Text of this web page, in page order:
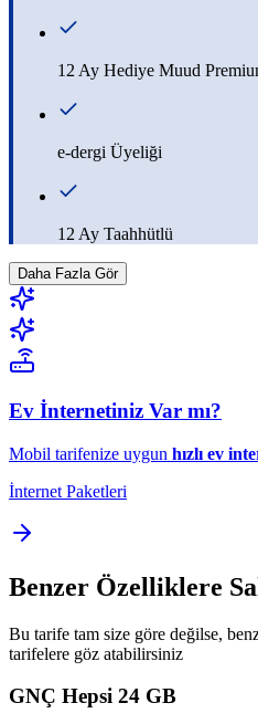
12 Ay Hediye Muud
e-dergi Üyeliği
12 Ay Taahhütlü
Daha Fazla Gör
Ev İnternetiniz Var mı?
Mobil tarifenize uygun hızlı ev
İnternet Paketleri
Benzer Özelliklere
Bu tarife tam size göre değilse,
tarifelere göz atabilirsiniz
GNÇ Hepsi 24 GB